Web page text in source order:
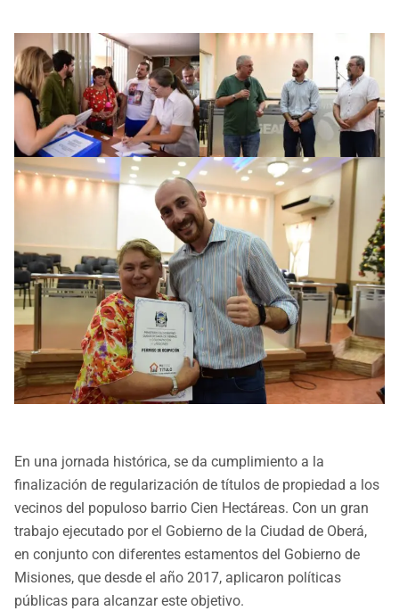
En una jornada histórica, se da cumplimiento a la
finalización de regularización de títulos de propiedad a los
vecinos del populoso barrio Cien Hectáreas. Con un gran
trabajo ejecutado por el Gobierno de la Ciudad de Oberá,
en conjunto con diferentes estamentos del Gobierno de
Misiones, que desde el año 2017, aplicaron políticas
públicas para alcanzar este objetivo.